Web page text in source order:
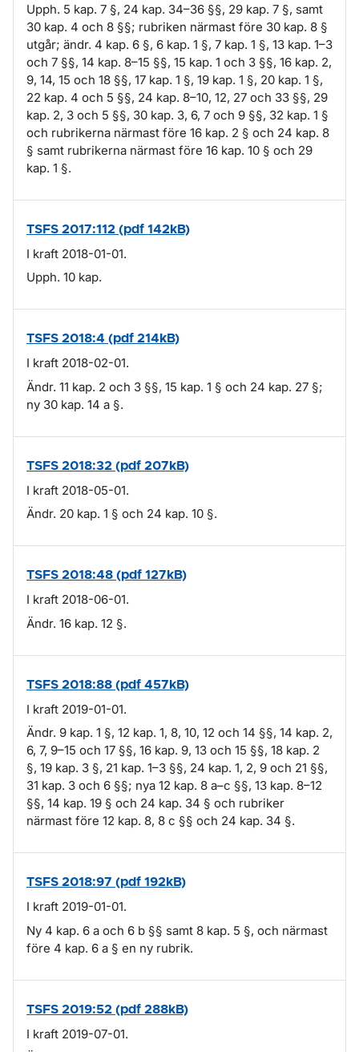
Upph. 5 kap. 7 §, 24 kap. 34–36 §§, 29 kap. 7 §, samt
30 kap. 4 och 8 §§; rubriken närmast före 30 kap. 8 §
utgår; ändr. 4 kap. 6 §, 6 kap. 1 §, 7 kap. 1 §, 13 kap. 1–3
och 7 §§, 14 kap. 8–15 §§, 15 kap. 1 och 3 §§, 16 kap. 2,
9, 14, 15 och 18 §§, 17 kap. 1 §, 19 kap. 1 §, 20 kap. 1 §,
22 kap. 4 och 5 §§, 24 kap. 8–10, 12, 27 och 33 §§, 29
kap. 2, 3 och 5 §§, 30 kap. 3, 6, 7 och 9 §§, 32 kap. 1 §
och rubrikerna närmast före 16 kap. 2 § och 24 kap. 8
§ samt rubrikerna närmast före 16 kap. 10 § och 29
kap. 1 §.
TSFS 2017:112 (pdf 142kB)
I kraft 2018-01-01.
Upph. 10 kap.
TSFS 2018:4 (pdf 214kB)
I kraft 2018-02-01.
Ändr. 11 kap. 2 och 3 §§, 15 kap. 1 § och 24 kap. 27 §;
ny 30 kap. 14 a §.
TSFS 2018:32 (pdf 207kB)
I kraft 2018-05-01.
Ändr. 20 kap. 1 § och 24 kap. 10 §.
TSFS 2018:48 (pdf 127kB)
I kraft 2018-06-01.
Ändr. 16 kap. 12 §.
TSFS 2018:88 (pdf 457kB)
I kraft 2019-01-01.
Ändr. 9 kap. 1 §, 12 kap. 1, 8, 10, 12 och 14 §§, 14 kap. 2,
6, 7, 9–15 och 17 §§, 16 kap. 9, 13 och 15 §§, 18 kap. 2
§, 19 kap. 3 §, 21 kap. 1–3 §§, 24 kap. 1, 2, 9 och 21 §§,
31 kap. 3 och 6 §§; nya 12 kap. 8 a–c §§, 13 kap. 8–12
§§, 14 kap. 19 § och 24 kap. 34 § och rubriker
närmast före 12 kap. 8, 8 c §§ och 24 kap. 34 §.
TSFS 2018:97 (pdf 192kB)
I kraft 2019-01-01.
Ny 4 kap. 6 a och 6 b §§ samt 8 kap. 5 §, och närmast
före 4 kap. 6 a § en ny rubrik.
TSFS 2019:52 (pdf 288kB)
I kraft 2019-07-01.